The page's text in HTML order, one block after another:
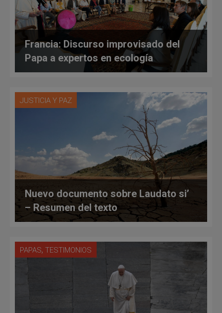
Francia: Discurso improvisado del
Papa a expertos en ecología
JUSTICIA Y PAZ
Nuevo documento sobre Laudato si’
– Resumen del texto
PAPAS, TESTIMONIOS